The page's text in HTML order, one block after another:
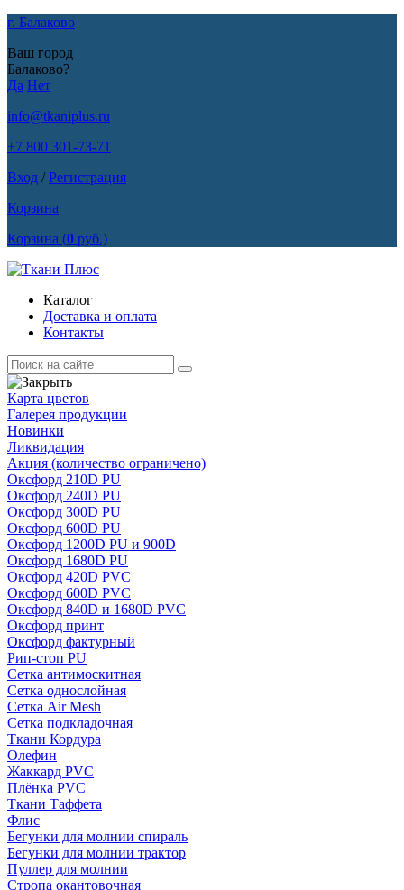
г. Балаково
Ваш город
Балаково?
Да Нет
info@tkaniplus.ru
+7 800 301-73-71
Вход /Регистрация
Корзина
Корзина (0 руб.)
Каталог
Доставка и оплата
Контакты
Карта цветов
Галерея продукции
Новинки
Ликвидация
Акция (количество ограничено)
Оксфорд 210D PU
Оксфорд 240D PU
Оксфорд 300D PU
Оксфорд 600D PU
Оксфорд 1200D PU и 900D
Оксфорд 1680D PU
Оксфорд 420D PVC
Оксфорд 600D PVC
Оксфорд 840D и 1680D PVC
Оксфорд принт
Оксфорд фактурный
Рип-стоп PU
Сетка антимоскитная
Сетка однослойная
Сетка Air Mesh
Сетка подкладочная
Ткани Кордура
Олефин
Жаккард PVC
Плёнка PVC
Ткани Таффета
Флис
Бегунки для молнии спираль
Бегунки для молнии трактор
Пуллер для молнии
Стропа окантовочная